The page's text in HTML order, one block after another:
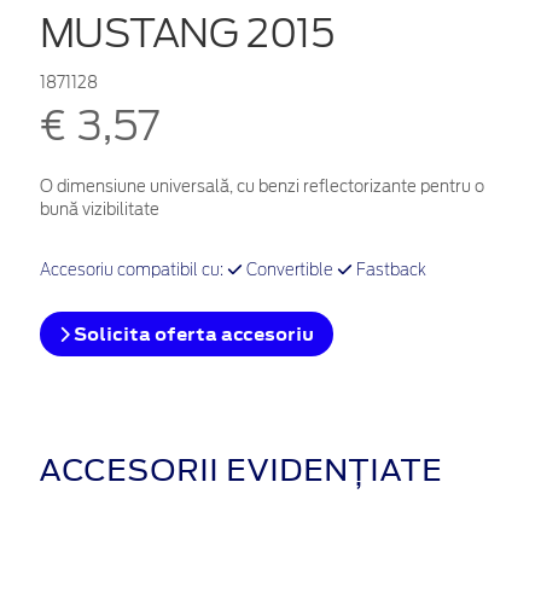
MUSTANG 2015
1871128
€ 3,57
O dimensiune universală, cu benzi reflectorizante pentru o
bună vizibilitate
Accesoriu compatibil cu: Convertible Fastback
Solicita oferta accesoriu
ACCESORII EVIDENȚIATE